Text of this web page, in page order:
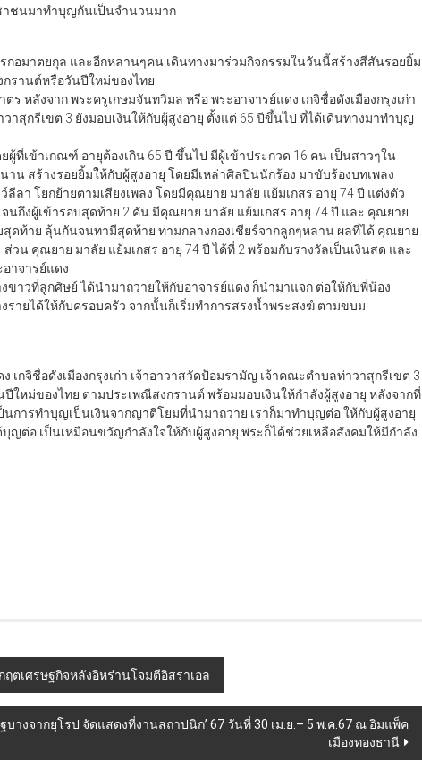
าชนมาทำบุญกันเป็นจำนวนมาก
กอมาตยกุล และอีกหลานๆคน เดินทางมาร่วมกิจกรรมในวันนี้สร้างสีสันรอยยิ้ม
รานต์หรือวันปีใหม่ของไทย
หลังจาก พระครูเกษมจันทวิมล หรือ พระอาจารย์แดง เกจิชื่อดังเมืองกรุงเก่า
าสุกรีเขต 3 ยังมอบเงินให้กับผู้สูงอายุ ตั้งแต่ 65 ปีขึ้นไป ที่ได้เดินทางมาทำบุญ
ที่เข้าเกณฑ์ อายุต้องเกิน 65 ปี ขึ้นไป มีผู้เข้าประกวด 16 คน เป็นสาวๆใน
น สร้างรอยยิ้มให้กับผู้สูงอายุ โดยมีเหล่าศิลปินนักร้อง มาขับร้องบทเพลง
ลา โยกย้ายตามเสียงเพลง โดยมีคุณยาย มาลัย แย้มเกสร อายุ 74 ปี แต่งตัว
นถึงผู้เข้ารอบสุดท้าย 2 คัน มีคุณยาย มาลัย แย้มเกสร อายุ 74 ปี และ คุณยาย
สุดท้าย ลุ้นกันจนทามีสุดท้าย ท่ามกลางกองเชียร์จากลูกๆหลาน ผลที่ได้ คุณยาย
ส่วน คุณยาย มาลัย แย้มเกสร อายุ 74 ปี ได้ที่ 2 พร้อมกับรางวัลเป็นเงินสด และ
าจารย์แดง
ขาวที่ลูกศิษย์ ได้นำมาถวายให้กับอาจารย์แดง ก็นำมาแจก ต่อให้กับพี่น้อง
ายได้ให้กับครอบครัว จากนั้นก็เริ่มทำการสรงน้ำพระสงฆ์ ตามขบม
เกจิชื่อดังเมืองกรุงเก่า เจ้าอาวาสวัดป้อมรามัญ เจ้าคณะตำบลท่าวาสุกรีเขต 3
หม่ของไทย ตามประเพณีสงกรานต์ พร้อมมอบเงินให้กำลังผู้สูงอายุ หลังจากที่
นการทำบุญเป็นเงินจากญาติโยมที่นำมาถวาย เราก็มาทำบุญต่อ ให้กับผู้สูงอายุ
ต่อ เป็นเหมือนขวัญกำลังใจให้กับผู้สูงอายุ พระก็ได้ช่วยเหลือสังคมให้มีกำลัง
ตเศรษฐกิจหลังอิหร่านโจมตีอิสราเอล
ฐบางจากยุโรป จัดแสดงที่งานสถาปนิก’ 67 วันที่ 30 เม.ย.– 5 พ.ค.67 ณ อิมแพ็ค
เมืองทองธานี